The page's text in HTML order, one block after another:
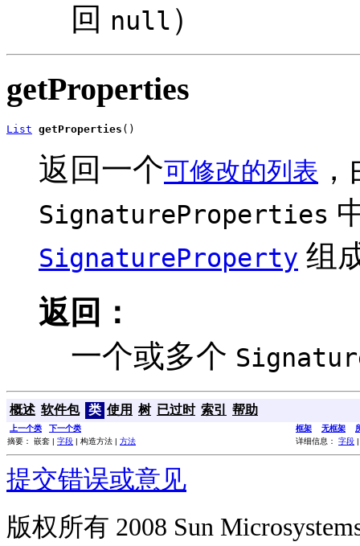
回 null ）
getProperties
List getProperties ()
返回一个可修改的列表
SignatureProperties
SignatureProperty 组
返回：
一个或多个
概述 软件包 类 使用 树 已过时 索引 帮助
上一个类 下一个类 框架 无框架
摘要： 嵌套 | 字段 | 构造方法 | 方法 详细信息： 字段
提交错误或意见
版权所有 2008 Sun